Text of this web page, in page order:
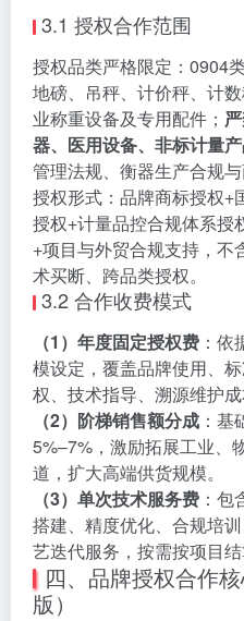
3.1 授权合作范围
授权品类严格限定：0904
地磅、吊秤、计价秤、计
业称重设备及专用配件；
器、医用设备、非标计量
管理法规、衡器生产合规与
授权形式：品牌商标授权+
授权+计量品控合规体系授
+项目与外贸合规支持，不
术买断、跨品类授权。
3.2 合作收费模式
（1）年度固定授权费 ：
模设定，覆盖品牌使用、
权、技术指导、溯源维护成
（2）阶梯销售额分成 ：
5%–7%，激励拓展工业、
道，扩大高端供货规模。
（3）单次技术服务费 ：
搭建、精度优化、合规培
艺迭代服务，按需按项目结
四、品牌授权合作
版）